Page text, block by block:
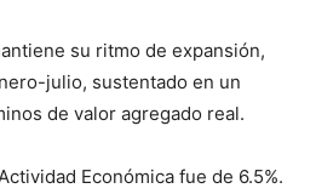
su ritmo de expansión,
julio, sustentado en un
de valor agregado real.
Económica fue de 6.5%.